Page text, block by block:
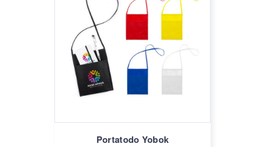
Portatodo Yobok